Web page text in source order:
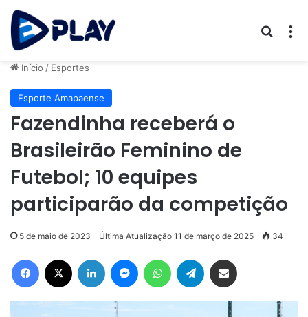
Início / Esportes
Esporte Amapaense
Fazendinha receberá o
Brasileirão Feminino de
Futebol; 10 equipes
participarão da competição
5 de maio de 2023 Última Atualização 11 de março de 2025 34
Facebook Linkedin MessengerWhatsAppTelegram